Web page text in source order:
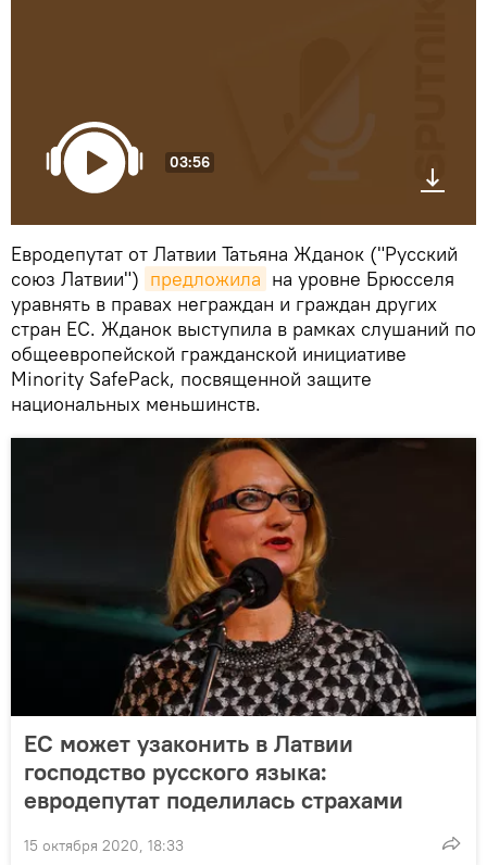
03:56
Евродепутат от Латвии Татьяна Жданок ("Русский
союз Латвии") предложила на уровне Брюсселя
уравнять в правах неграждан и граждан других
стран ЕС. Жданок выступила в рамках слушаний по
общеевропейской гражданской инициативе
Minority SafePack, посвященной защите
национальных меньшинств.
ЕС может узаконить в Латвии
господство русского языка:
евродепутат поделилась страхами
15 октября 2020, 18:33